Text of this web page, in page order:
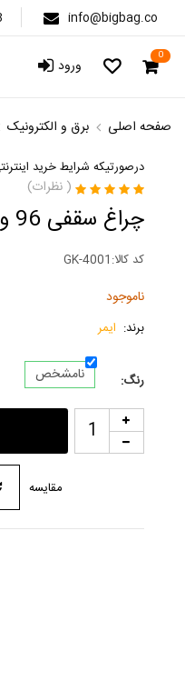
info@bigbag.co
ورود 0
صفحه اصلی برق و الکترونیک
درصورتیکه شرایط خرید
( نظرات)
چراغ سقفی 96 وات Plato کد 922
کد کالا:GK-4001
ناموجود
برند: ایمر
رنگ: نامشخص
مقایسه